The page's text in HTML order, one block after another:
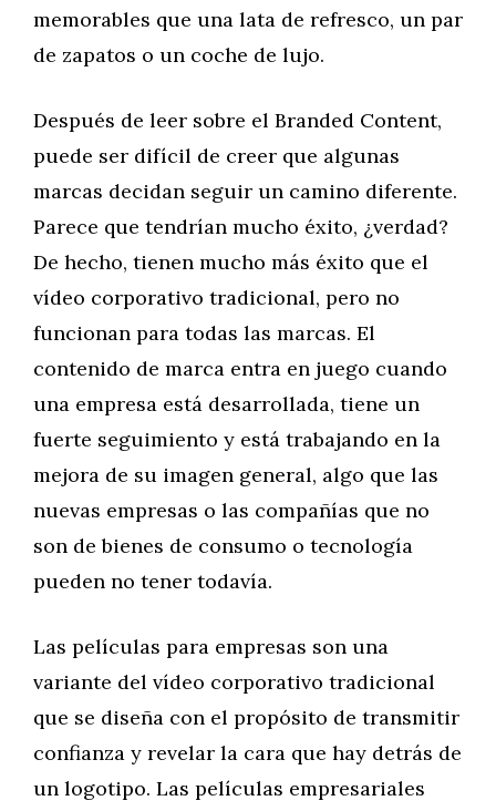
memorables que una lata de refresco, un par
de zapatos o un coche de lujo.
Después de leer sobre el Branded Content,
puede ser difícil de creer que algunas
marcas decidan seguir un camino diferente.
Parece que tendrían mucho éxito, ¿verdad?
De hecho, tienen mucho más éxito que el
vídeo corporativo tradicional, pero no
funcionan para todas las marcas. El
contenido de marca entra en juego cuando
una empresa está desarrollada, tiene un
fuerte seguimiento y está trabajando en la
mejora de su imagen general, algo que las
nuevas empresas o las compañías que no
son de bienes de consumo o tecnología
pueden no tener todavía.
Las películas para empresas son una
variante del vídeo corporativo tradicional
que se diseña con el propósito de transmitir
confianza y revelar la cara que hay detrás de
un logotipo. Las películas empresariales